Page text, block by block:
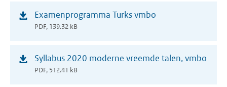
Examenprogramma Turks vmbo
PDF, 139.32 kB
Syllabus 2020 moderne vreemde talen, vmbo
PDF, 512.41 kB